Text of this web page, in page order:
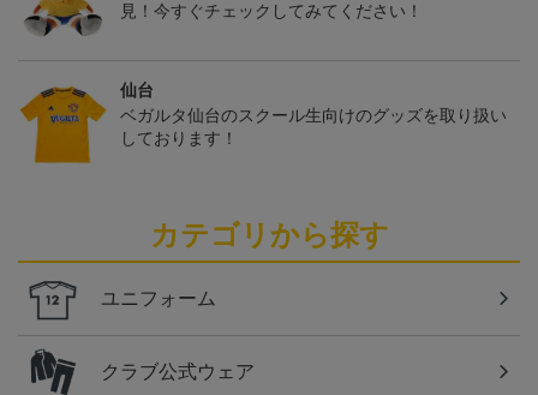
見！今すぐチェックしてみてください！
仙台
ベガルタ仙台のスクール生向けのグッズを取り扱い
しております！
カテゴリから探す
ユニフォーム
クラブ公式ウェア